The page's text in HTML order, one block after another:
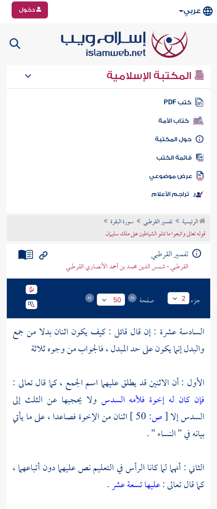
عربي دخول
المكتبة الإسلامية
كتب PDF
كتاب الأمة
المكتبة
الكتب
موضوعي
تراجم الأعلام
الرئيسية تفسير القرطبي
سورة البقرة
قوله تعالى واتبعوا ما تتلو الشياطين على ملك سليمان
تفسير القرطبي
القرطبي - شمس الدين محمد بن أحمد الأنصاري القرطبي
جزء 2 صفحة 50
السادسة عشرة : إن قال قائل : كيف يكون اثنان بدلا من جمع
والبدل إنما يكون على حد المبدل ، فالجواب من وجوه ثلاثة
الأول : أن الاثنين قد يطلق عليهما اسم الجمع ، كما قال تعالى :
فإن كان له إخوة فلأمه السدس ولا يحجبها عن الثلث إلى
السدس إلا[ص:
اثنان من الإخوة فصاعدا ، على ما يأتي
بيانه في " النساء " .
الثاني : أنهما لما كانا الرأس في التعليم نص عليهما دون أتباعهما ،
كما قال تعالى :عليها تسعة عشر.